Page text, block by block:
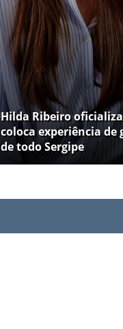
Hilda Ribeiro
coloca experiência de
de todo Sergipe